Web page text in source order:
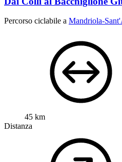
Percorso ciclabile a Mandriola-
45 km
Distanza